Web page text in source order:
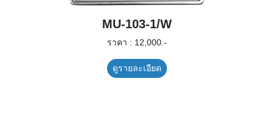
MU-103-1/W
ราคา : 12,000.-
ดูรายละเอียด